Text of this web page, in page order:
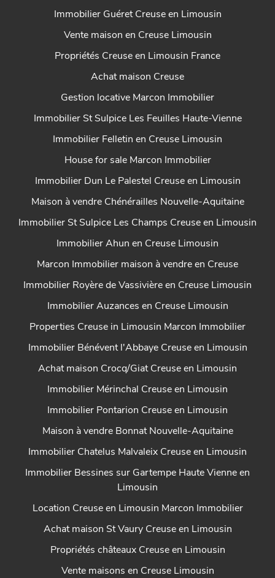
Immobilier Guéret Creuse en Limousin
Vente maison en Creuse Limousin
Propriétés Creuse en Limousin France
Achat maison Creuse
Gestion locative Marcon Immobilier
Immobilier St Sulpice Les Feuilles Haute-Vienne
Immobilier Felletin en Creuse Limousin
House for sale Marcon Immobilier
Immobilier Dun Le Palestel Creuse en Limousin
Maison à vendre Chénérailles Nouvelle-Aquitaine
Immobilier St Sulpice Les Champs Creuse en Limousin
Immobilier Ahun en Creuse Limousin
Marcon Immobilier maison à vendre en Creuse
Immobilier Royère de Vassivière en Creuse Limousin
Immobilier Auzances en Creuse Limousin
Properties Creuse in Limousin Marcon Immobilier
Immobilier Bénévent l'Abbaye Creuse en Limousin
Achat maison Crocq/Giat Creuse en Limousin
Immobilier Mérinchal Creuse en Limousin
Immobilier Pontarion Creuse en Limousin
Maison à vendre Bonnat Nouvelle-Aquitaine
Immobilier Chatelus Malvaleix Creuse en Limousin
Immobilier Bessines sur Gartempe Haute Vienne en
Limousin
Location Creuse en Limousin Marcon Immobilier
Achat maison St Vaury Creuse en Limousin
Propriétés châteaux Creuse en Limousin
Vente maisons en Creuse Limousin